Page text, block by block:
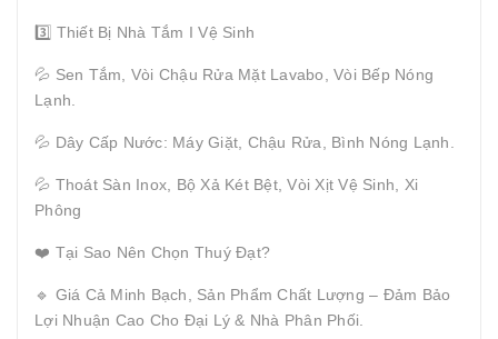
3️⃣ Thiết Bị Nhà Tắm I Vệ Sinh
💦 Sen Tắm, Vòi Chậu Rửa Mặt Lavabo, Vòi Bếp Nóng
Lạnh.
💦 Dây Cấp Nước: Máy Giặt, Chậu Rửa, Bình Nóng Lạnh.
💦 Thoát Sàn Inox, Bộ Xả Két Bệt, Vòi Xịt Vệ Sinh, Xi
Phông
❤️ Tại Sao Nên Chọn Thuý Đạt?
🔹 Giá Cả Minh Bạch, Sản Phẩm Chất Lượng – Đảm Bảo
Lợi Nhuận Cao Cho Đại Lý & Nhà Phân Phối.